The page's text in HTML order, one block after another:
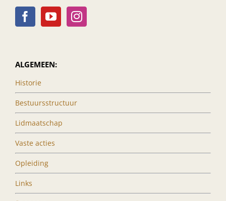
ALGEMEEN:
Historie
Bestuursstructuur
Lidmaatschap
Vaste acties
Opleiding
Links